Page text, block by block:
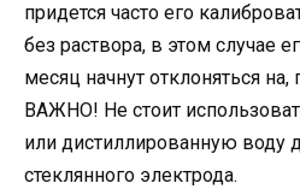
придется часто его
без раствора, в этом случае
месяц начнут отклоняться на,
ВАЖНО! Не стоит
или дистиллированную воду
стеклянного электрода.